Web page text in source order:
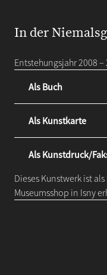
In der
Entstehungsjahr 2008 –
Als Buch
Als Kunstkarte
Als Kunstdruck/
Dieses Kunstwerk ist
Museumsshop in Isny